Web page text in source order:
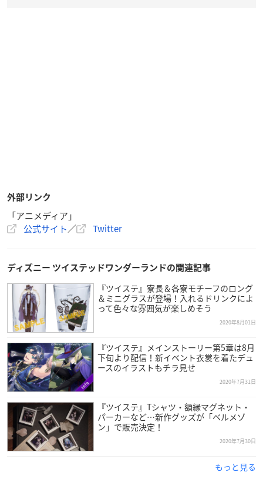
外部リンク
「アニメディア」
公式サイト／ Twitter
ディズニー ツイステッドワンダーランドの関連記事
『ツイステ』寮長＆各寮モチーフのロング
＆ミニグラスが登場！入れるドリンクによ
って色々な雰囲気が楽しめそう
2020年8月01日
『ツイステ』メインストーリー第5章は8月
下旬より配信！新イベント衣裳を着たデュ
ースのイラストもチラ見せ
2020年7月31日
『ツイステ』Tシャツ・額縁マグネット・
パーカーなど…新作グッズが「ベルメゾ
ン」で販売決定！
2020年7月30日
もっと見る